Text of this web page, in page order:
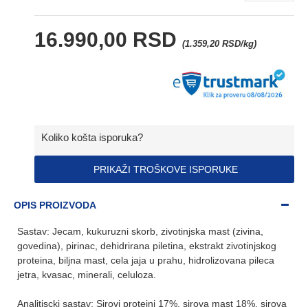
16.990,00 RSD (1.359,20 RSD/kg)
Koliko košta isporuka?
PRIKAŽI TROŠKOVE ISPORUKE
OPIS PROIZVODA
Sastav: Jecam, kukuruzni skorb, zivotinjska mast (zivina,
govedina), pirinac, dehidrirana piletina, ekstrakt zivotinjskog
proteina, biljna mast, cela jaja u prahu, hidrolizovana pileca
jetra, kvasac, minerali, celuloza.
Analitiscki sastav: Sirovi proteini 17%, sirova mast 18%, sirova